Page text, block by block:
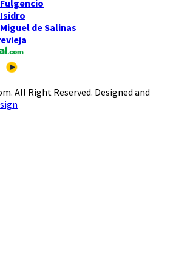
de Salinas
All Right Reserved. Designed and